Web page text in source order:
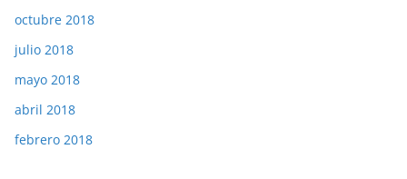
octubre 2018
julio 2018
mayo 2018
abril 2018
febrero 2018